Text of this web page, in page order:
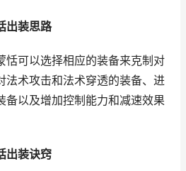
出装思路
恬可以选择相应的装备来克制对
法术攻击和法术穿透的装备、进
备以及增加控制能力和减速效果
出装诀窍